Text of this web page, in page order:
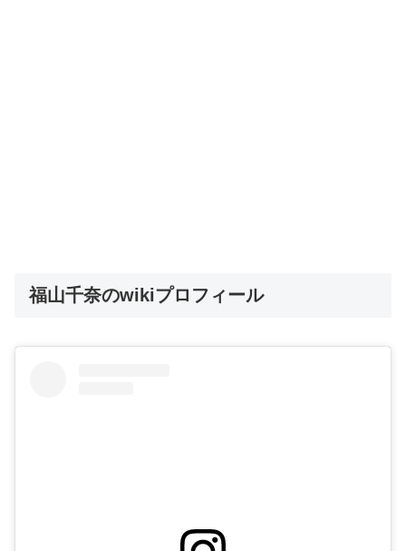
福山千奈のwikiプロフィール